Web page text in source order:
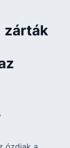
zárták